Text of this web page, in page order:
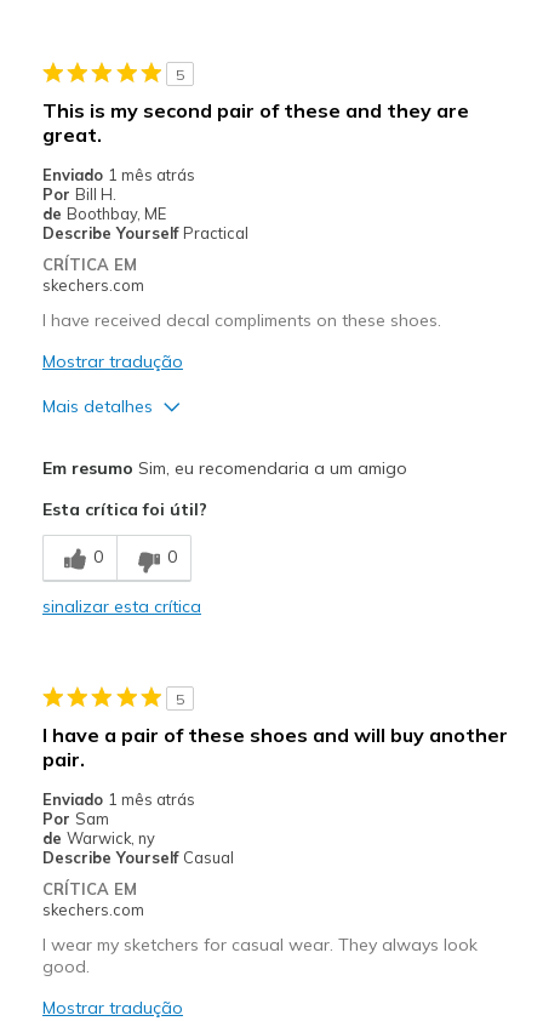
Casual Wear
Width
Sizing
Feels true to size
5
This is my second pair of these and they are
great.
Enviado 1 mês atrás
Por Bill H.
de Boothbay, ME
Describe Yourself Practical
CRÍTICA EM
skechers.com
I have received decal compliments on these shoes.
Mostrar tradução
Mais detalhes
Comfortable
Stylish
Going Out
Special Occasions
Width
Sizing
Em resumo Sim, eu recomendaria a um amigo
Esta crítica foi útil?
0 0
sinalizar esta crítica
5
I have a pair of these shoes and will buy another
pair.
Enviado 1 mês atrás
Por Sam
de Warwick, ny
Describe Yourself Casual
CRÍTICA EM
skechers.com
I wear my sketchers for casual wear. They always look
good.
Mostrar tradução